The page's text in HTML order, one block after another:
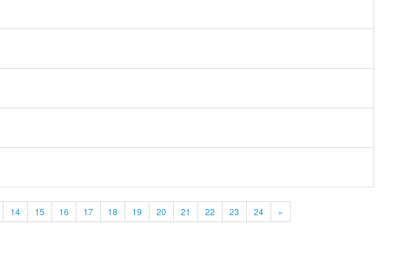
14 15 16 17 18 19 20 21 22 23 24 »